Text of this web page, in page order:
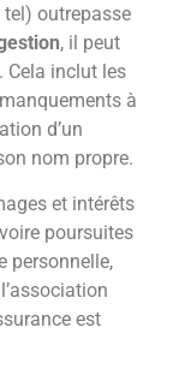
outrepasse
, il peut
. Cela inclut les
à
d’un
nom propre.
et intérêts
poursuites
personnelle,
est